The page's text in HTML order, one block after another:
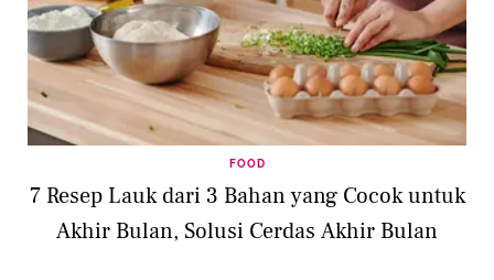
FOOD
7 Resep Lauk dari 3 Bahan yang Cocok untuk
Akhir Bulan, Solusi Cerdas Akhir Bulan